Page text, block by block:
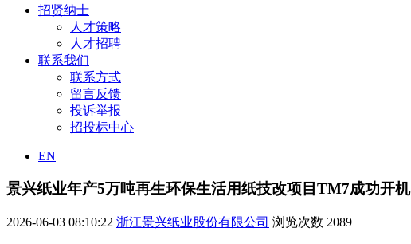
招贤纳士
人才策略
人才招聘
联系我们
联系方式
留言反馈
投诉举报
招投标中心
EN
景兴纸业年产5万吨再生环保生活用纸技改项目TM7成功开机
2026-06-03 08:10:22 浙江景兴纸业股份有限公司 浏览次数 2089